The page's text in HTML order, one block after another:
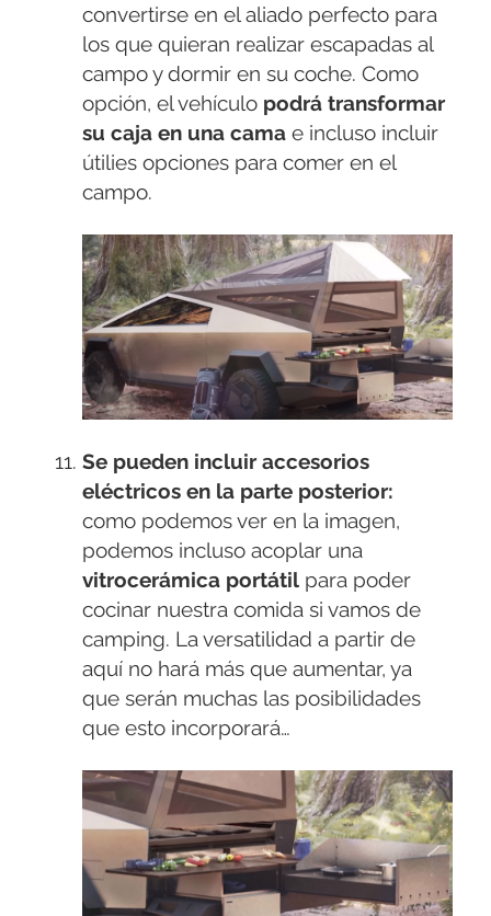
convertirse en el aliado perfecto para
los que quieran realizar escapadas al
campo y dormir en su coche. Como
opción, el vehículo podrá transformar
su caja en una cama e incluso incluir
útilies opciones para comer en el
campo.
Se pueden incluir accesorios
eléctricos en la parte posterior:
como podemos ver en la imagen,
podemos incluso acoplar una
vitrocerámica portátil para poder
cocinar nuestra comida si vamos de
camping. La versatilidad a partir de
aquí no hará más que aumentar, ya
que serán muchas las posibilidades
que esto incorporará…